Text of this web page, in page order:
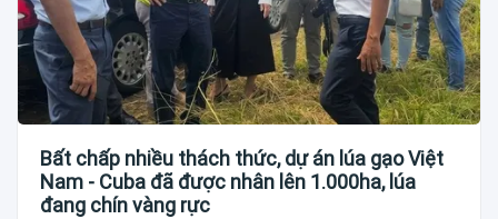
Bất chấp nhiều thách thức, dự án lúa gạo Việt
Nam - Cuba đã được nhân lên 1.000ha, lúa
đang chín vàng rực